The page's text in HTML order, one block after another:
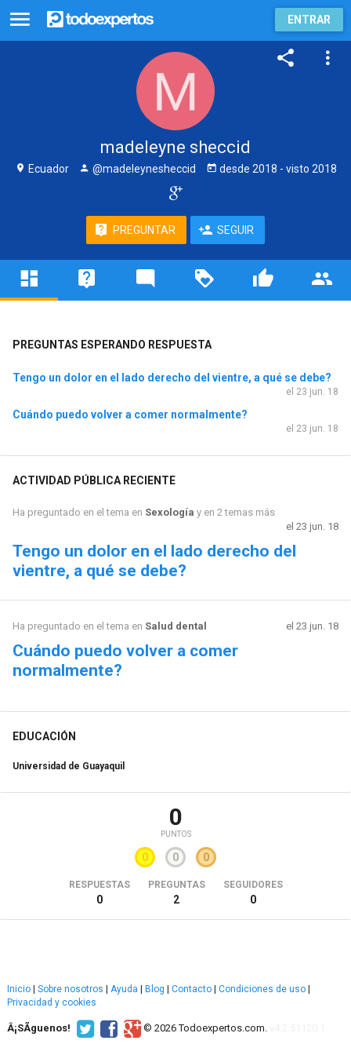
ENTRAR
madeleyne sheccid
Ecuador @madeleynesheccid desde 2018 - visto 2018
PREGUNTAR SEGUIR
PREGUNTAS ESPERANDO RESPUESTA
Tengo un dolor en el lado derecho del vientre, a qué se debe?
el 23 jun. 18
Cuándo puedo volver a comer normalmente?
el 23 jun. 18
ACTIVIDAD PÚBLICA RECIENTE
Ha preguntado en el tema en Sexología y en 2 temas más
el 23 jun. 18
Tengo un dolor en el lado derecho del
vientre, a qué se debe?
Ha preguntado en el tema en Salud dental el 23 jun. 18
Cuándo puedo volver a comer
normalmente?
EDUCACIÓN
Universidad de Guayaquil
0
PUNTOS
0 0 0
RESPUESTAS
0
PREGUNTAS
2
SEGUIDORES
0
Inicio | Sobre nosotros | Ayuda | Blog | Contacto | Condiciones de uso |
Privacidad y cookies
Â¡SÃ­guenos! © 2026 Todoexpertos.com.